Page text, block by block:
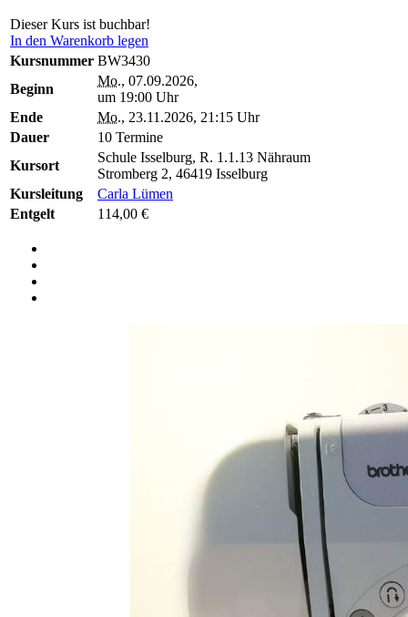
Dieser Kurs ist buchbar!
In den Warenkorb legen
Kursnummer BW3430
Beginn
Mo., 07.09.2026,
um 19:00 Uhr
Ende
Mo., 23.11.2026, 21:15 Uhr
Dauer
10 Termine
Kursort
Schule Isselburg, R. 1.1.13 Nähraum
Stromberg 2, 46419 Isselburg
Kursleitung
Carla Lümen
Entgelt
114,00 €